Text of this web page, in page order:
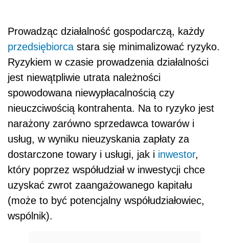
Prowadząc działalność gospodarczą, każdy
przedsiębiorca stara się minimalizować ryzyko.
Ryzykiem w czasie prowadzenia działalności
jest niewątpliwie utrata należności
spowodowana niewypłacalnością czy
nieuczciwością kontrahenta. Na to ryzyko jest
narażony zarówno sprzedawca towarów i
usług, w wyniku nieuzyskania zapłaty za
dostarczone towary i usługi, jak i inwestor,
który poprzez współudział w inwestycji chce
uzyskać zwrot zaangażowanego kapitału
(może to być potencjalny współudziałowiec,
wspólnik).